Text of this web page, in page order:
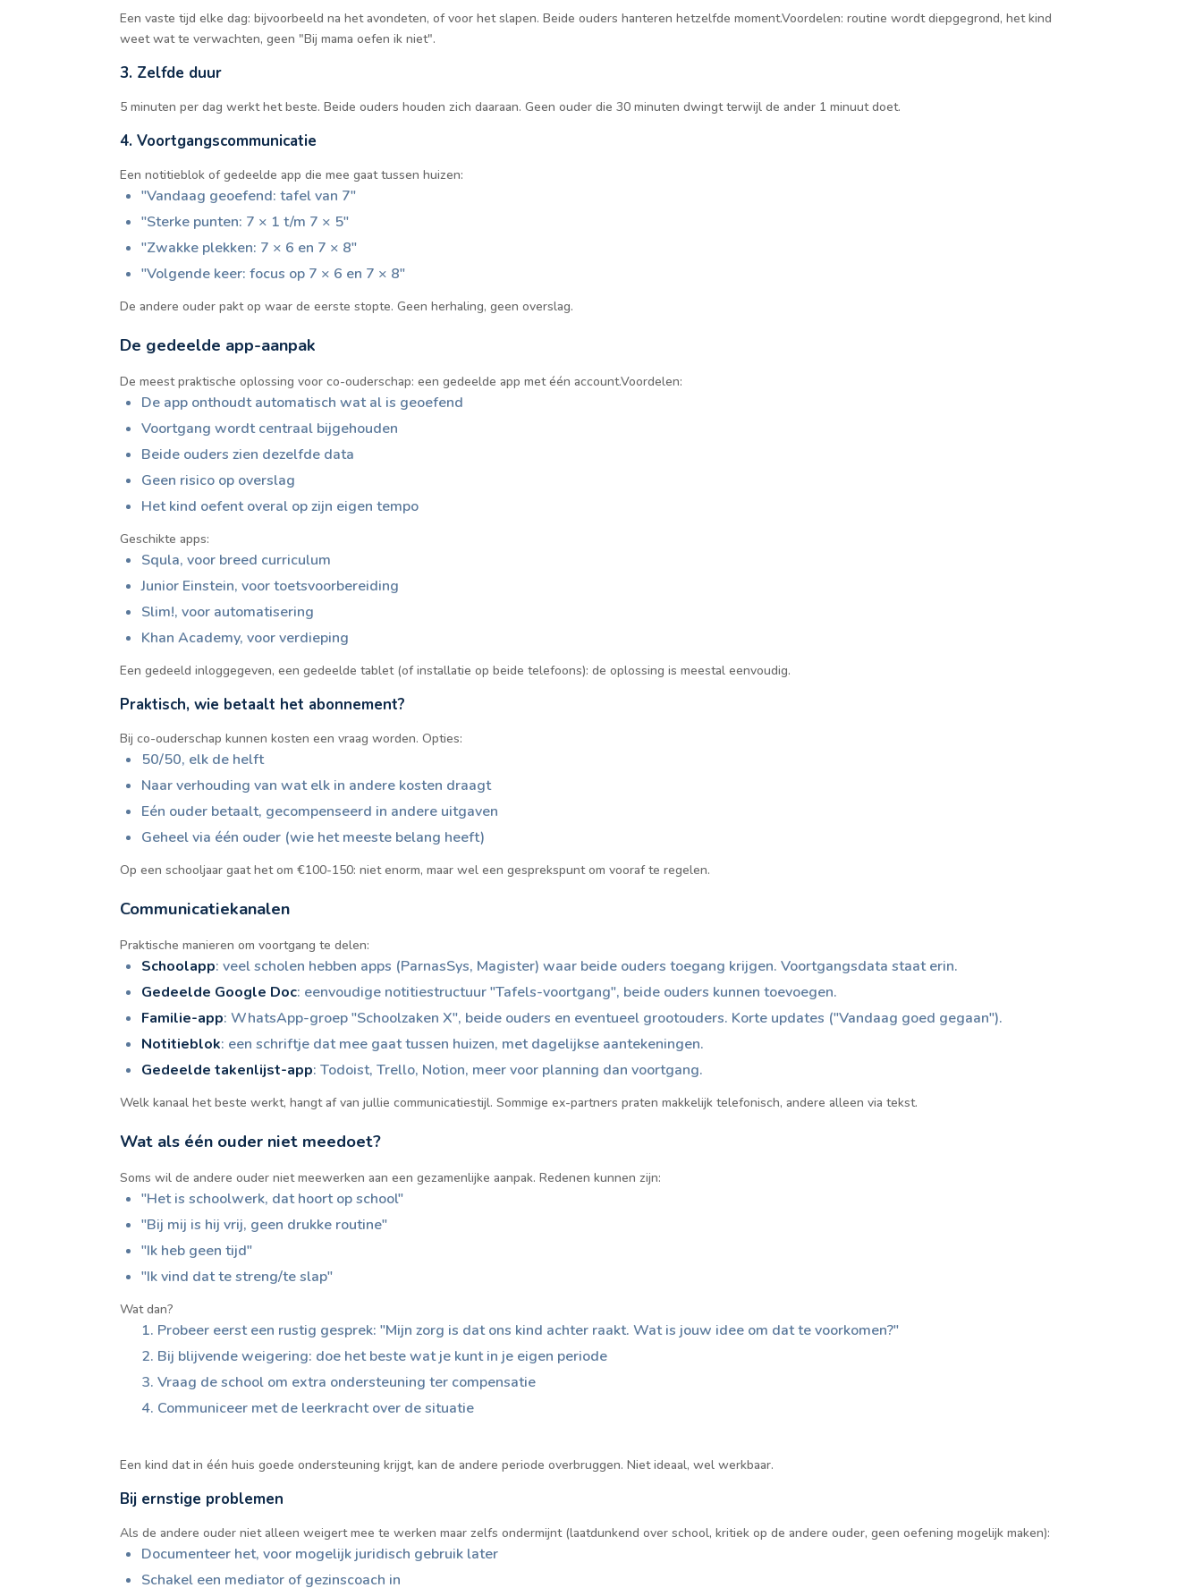
Een vaste tijd elke dag: bijvoorbeeld na het avondeten, of voor het slapen. Beide ouders hanteren hetzelfde moment.Voordelen: routine wordt diepgegrond, het kind
weet wat te verwachten, geen "Bij mama oefen ik niet".
3. Zelfde duur
5 minuten per dag werkt het beste. Beide ouders houden zich daaraan. Geen ouder die 30 minuten dwingt terwijl de ander 1 minuut doet.
4. Voortgangscommunicatie
Een notitieblok of gedeelde app die mee gaat tussen huizen:
"Vandaag geoefend: tafel van 7"
"Sterke punten: 7 × 1 t/m 7 × 5"
"Zwakke plekken: 7 × 6 en 7 × 8"
"Volgende keer: focus op 7 × 6 en 7 × 8"
De andere ouder pakt op waar de eerste stopte. Geen herhaling, geen overslag.
De gedeelde app-aanpak
De meest praktische oplossing voor co-ouderschap: een gedeelde app met één account.Voordelen:
De app onthoudt automatisch wat al is geoefend
Voortgang wordt centraal bijgehouden
Beide ouders zien dezelfde data
Geen risico op overslag
Het kind oefent overal op zijn eigen tempo
Geschikte apps:
Squla, voor breed curriculum
Junior Einstein, voor toetsvoorbereiding
Slim!, voor automatisering
Khan Academy, voor verdieping
Een gedeeld inloggegeven, een gedeelde tablet (of installatie op beide telefoons): de oplossing is meestal eenvoudig.
Praktisch, wie betaalt het abonnement?
Bij co-ouderschap kunnen kosten een vraag worden. Opties:
50/50, elk de helft
Naar verhouding van wat elk in andere kosten draagt
Eén ouder betaalt, gecompenseerd in andere uitgaven
Geheel via één ouder (wie het meeste belang heeft)
Op een schooljaar gaat het om €100-150: niet enorm, maar wel een gesprekspunt om vooraf te regelen.
Communicatiekanalen
Praktische manieren om voortgang te delen:
Schoolapp: veel scholen hebben apps (ParnasSys, Magister) waar beide ouders toegang krijgen. Voortgangsdata staat erin.
Gedeelde Google Doc: eenvoudige notitiestructuur "Tafels-voortgang", beide ouders kunnen toevoegen.
Familie-app: WhatsApp-groep "Schoolzaken X", beide ouders en eventueel grootouders. Korte updates ("Vandaag goed gegaan").
Notitieblok: een schriftje dat mee gaat tussen huizen, met dagelijkse aantekeningen.
Gedeelde takenlijst-app: Todoist, Trello, Notion, meer voor planning dan voortgang.
Welk kanaal het beste werkt, hangt af van jullie communicatiestijl. Sommige ex-partners praten makkelijk telefonisch, andere alleen via tekst.
Wat als één ouder niet meedoet?
Soms wil de andere ouder niet meewerken aan een gezamenlijke aanpak. Redenen kunnen zijn:
"Het is schoolwerk, dat hoort op school"
"Bij mij is hij vrij, geen drukke routine"
"Ik heb geen tijd"
"Ik vind dat te streng/te slap"
Wat dan?
Probeer eerst een rustig gesprek: "Mijn zorg is dat ons kind achter raakt. Wat is jouw idee om dat te voorkomen?"
Bij blijvende weigering: doe het beste wat je kunt in je eigen periode
Vraag de school om extra ondersteuning ter compensatie
Communiceer met de leerkracht over de situatie
Een kind dat in één huis goede ondersteuning krijgt, kan de andere periode overbruggen. Niet ideaal, wel werkbaar.
Bij ernstige problemen
Als de andere ouder niet alleen weigert mee te werken maar zelfs ondermijnt (laatdunkend over school, kritiek op de andere ouder, geen oefening mogelijk maken):
Documenteer het, voor mogelijk juridisch gebruik later
Schakel een mediator of gezinscoach in